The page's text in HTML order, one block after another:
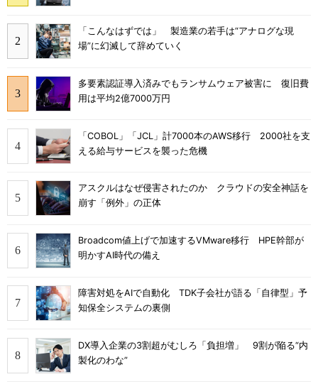
「こんなはずでは」 製造業の若手は“アナログな現
場”に幻滅して辞めていく
多要素認証導入済みでもランサムウェア被害に 復旧費
用は平均2億7000万円
「COBOL」「JCL」計7000本のAWS移行 2000社を支
える給与サービスを襲った危機
アスクルはなぜ侵害されたのか クラウドの安全神話を
崩す「例外」の正体
Broadcom値上げで加速するVMware移行 HPE幹部が
明かすAI時代の備え
障害対処をAIで自動化 TDK子会社が語る「自律型」予
知保全システムの裏側
DX導入企業の3割超がむしろ「負担増」 9割が陥る“内
製化のわな”